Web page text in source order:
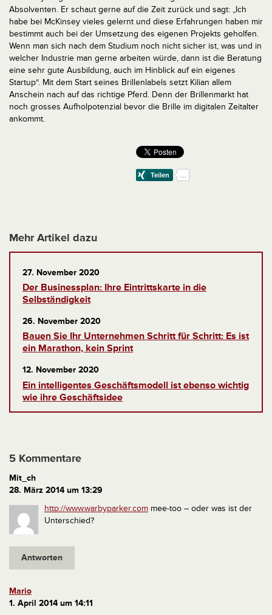
Absolventen. Er schaut gerne auf die Zeit zurück und sagt: „Ich
habe bei McKinsey vieles gelernt und diese Erfahrungen haben mir
bestimmt auch bei der Umsetzung des eigenen Projekts geholfen.
Wenn man sich nach dem Studium noch nicht sicher ist, was und in
welcher Industrie man gerne arbeiten würde, dann ist die Beratung
eine sehr gute Ausbildung, auch im Hinblick auf ein eigenes
Startup“. Mit dem Start seines Brillenlabels setzt Kilian allem
Anschein nach auf das richtige Pferd. Denn der Brillenmarkt hat
noch grosses Aufholpotenzial bevor die Brille im digitalen Zeitalter
ankommt.
Mehr Artikel dazu
27. November 2020
Der Businessplan: Ihre Eintrittskarte in die
Selbständigkeit
26. November 2020
Bauen Sie Ihr Unternehmen Schritt für Schritt: Es ist
ein Marathon, kein Sprint
12. November 2020
Ein intelligentes Geschäftsmodell ist ebenso wichtig
wie ihre Geschäftsidee
5 Kommentare
Mit_ch
28. März 2014 um 13:29
http://www.warbyparker.com mee-too – oder was ist der
Unterschied?
Antworten
Mario
1. April 2014 um 14:11